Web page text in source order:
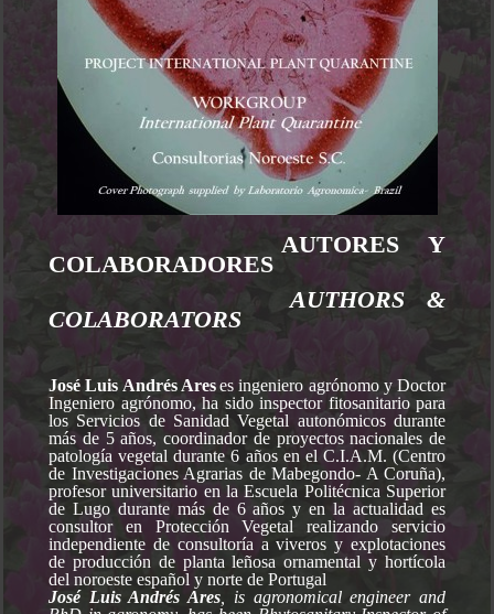
AUTORES Y
COLABORADORES
AUTHORS &
COLABORATORS
José Luis Andrés Areses ingeniero agrónomo y Doctor
Ingeniero agrónomo, ha sido inspector fitosanitario para
los Servicios de Sanidad Vegetal autonómicos durante
más de 5 años, coordinador de proyectos nacionales de
patología vegetal durante 6 años en el C.I.A.M. (Centro
de Investigaciones Agrarias de Mabegondo- A Coruña),
profesor universitario en la Escuela Politécnica Superior
de Lugo durante más de 6 años y en la actualidad es
consultor en Protección Vegetal realizando servicio
independiente de consultoría a viveros y explotaciones
de producción de planta leñosa ornamental y hortícola
del noroeste español y norte de Portugal
José Luis Andrés Ares , is agronomical engineer and